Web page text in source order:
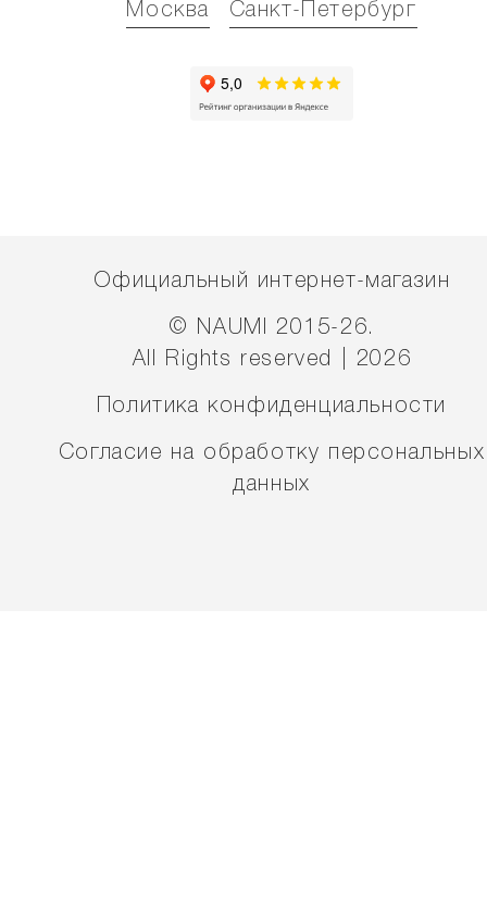
Москва Санкт-Петербург
Официальный интернет-магазин
© NAUMI 2015-26.
All Rights reserved | 2026
Политика конфиденциальности
Согласие на обработку персональных
данных